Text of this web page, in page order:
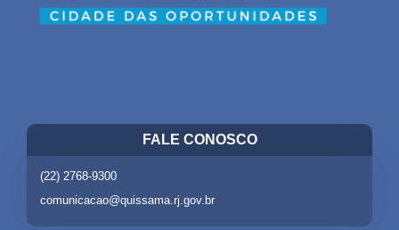
FALE CONOSCO
(22) 2768-9300
comunicacao@quissama.rj.gov.br